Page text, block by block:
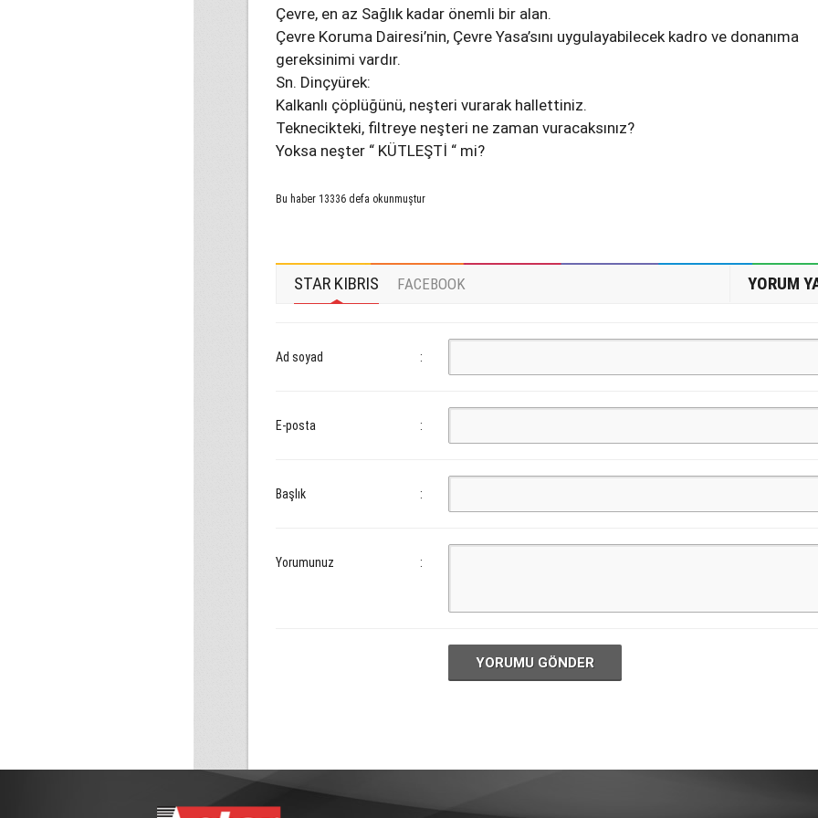
Çevre, en az Sağlık kadar önemli bir alan.
Çevre Koruma Dairesi’nin, Çevre Yasa’sını uygulayabilecek kadro ve donanıma
gereksinimi vardır.
Sn. Dinçyürek:
Kalkanlı çöplüğünü, neşteri vurarak hallettiniz.
Teknecikteki, filtreye neşteri ne zaman vuracaksınız?
Yoksa neşter “ KÜTLEŞTİ “ mi?
Bu haber 13336 defa okunmuştur
STAR KIBRIS FACEBOOK YORUM
Ad soyad :
E-posta :
Başlık :
Yorumunuz :
YORUMU GÖNDER